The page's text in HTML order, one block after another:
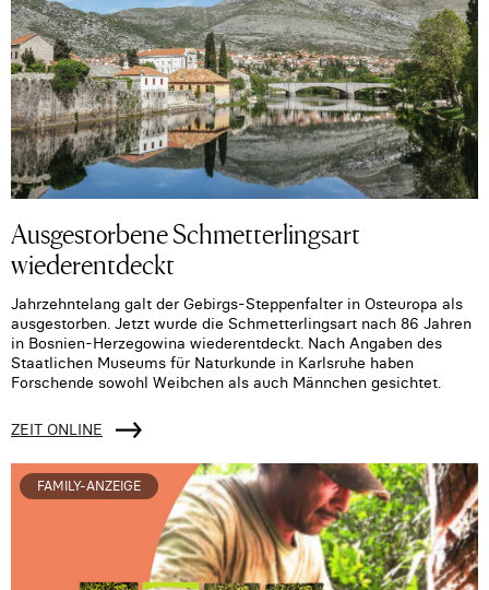
Ausgestorbene Schmetterlingsart
wiederentdeckt
Jahrzehntelang galt der Gebirgs-Steppenfalter in Osteuropa als
ausgestorben. Jetzt wurde die Schmetterlingsart nach 86 Jahren
in Bosnien-Herzegowina wiederentdeckt. Nach Angaben des
Staatlichen Museums für Naturkunde in Karlsruhe haben
Forschende sowohl Weibchen als auch Männchen gesichtet.
ZEIT ONLINE
FAMILY-ANZEIGE